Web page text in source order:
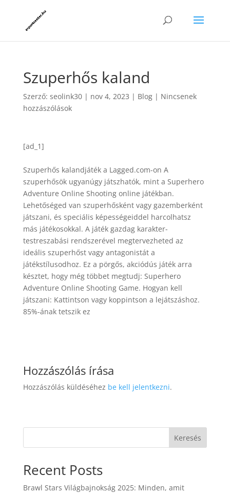
Szuperhős kaland
Szerző: seolink30| nov 4, 2023 | Blog| Nincsenek
hozzászólások
[ad_1]
Szuperhős kalandjáték a Lagged.com-on A
szuperhősök ugyanúgy játszhatók, mint a Superhero
Adventure Online Shooting online játékban.
Lehetőséged van szuperhősként vagy gazemberként
játszani, és speciális képességeiddel harcolhatsz
más játékosokkal. A játék gazdag karakter-
testreszabási rendszerével megtervezheted az
ideális szuperhőst vagy antagonistát a
játékstílusodhoz. Ez a pörgős, akciódús játék arra
késztet, hogy még többet megtudj: Superhero
Adventure Online Shooting Game. Hogyan kell
játszani: Kattintson vagy koppintson a lejátszáshoz.
85%-ának tetszik ez
Hozzászólás írása
Hozzászólás küldéséhez be kell jelentkezni.
Keresés
Recent Posts
Brawl Stars Világbajnokság 2025: Minden, amit